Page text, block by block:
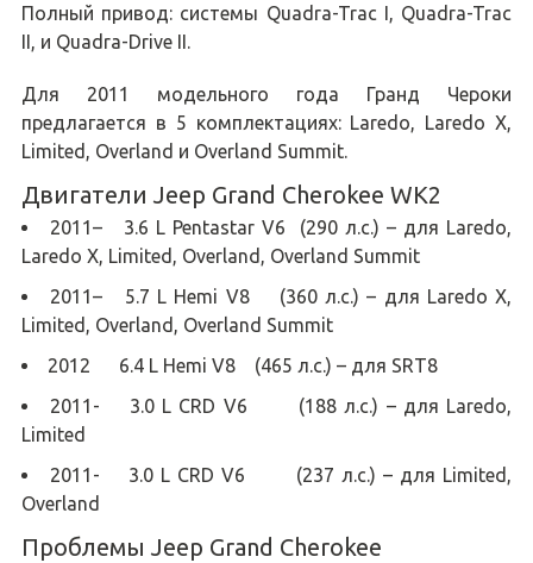
Полный привод: системы Quadra-Trac I, Quadra-Trac
II, и Quadra-Drive II.
Для 2011 модельного года Гранд Чероки
предлагается в 5 комплектациях: Laredo, Laredo X,
Limited, Overland и Overland Summit.
Двигатели Jeep Grand Cherokee WK2
2011– 3.6 L Pentastar V6 (290 л.с.) – для Laredo,
Laredo X, Limited, Overland, Overland Summit
2011– 5.7 L Hemi V8 (360 л.с.) – для Laredo X,
Limited, Overland, Overland Summit
2012 6.4 L Hemi V8 (465 л.с.) – для SRT8
2011- 3.0 L CRD V6 (188 л.с.) – для Laredo,
Limited
2011- 3.0 L CRD V6 (237 л.с.) – для Limited,
Overland
Проблемы Jeep Grand Cherokee